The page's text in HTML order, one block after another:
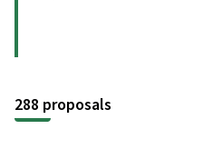
288 proposals